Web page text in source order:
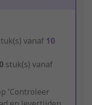
vanaf 10
stuk(s) vanaf
'Controleer